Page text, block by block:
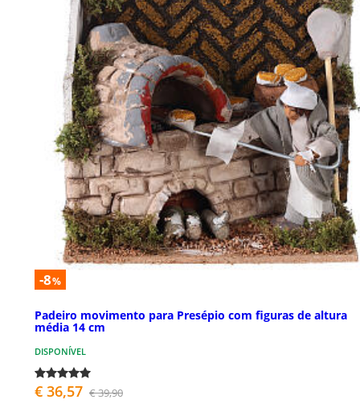
-8%
Padeiro movimento para Presépio com figuras de altura
média 14 cm
DISPONÍVEL
€ 36,57 € 39,90